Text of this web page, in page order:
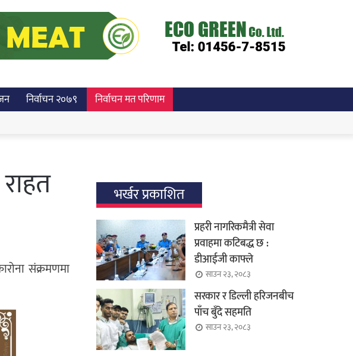
निर्वाचन २०७९ निर्वाचन मत परिणाम
संक्रमणमा
भर्खर प्रकाशित
प्रहरी नागरिकमैत्री सेवा
प्रवाहमा कटिबद्ध छ :
डीआईजी काफ्ले
साउन २३, २०८३
सरकार र डिल्ली हरिजनबीच
पाँच बुँदे सहमति
साउन २३, २०८३